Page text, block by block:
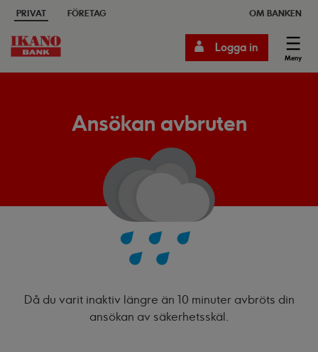
PRIVAT FÖRETAG OM BANKEN
Meny
Logga in
Ansökan avbruten
Då du varit inaktiv längre än 10 minuter avbröts din
ansökan av säkerhetsskäl.